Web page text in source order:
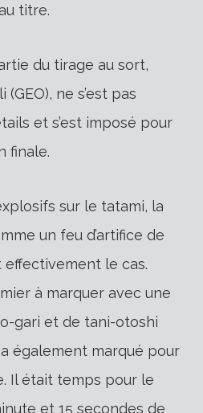
titre.
du tirage au sort,
ne s’est pas
et s’est imposé pour
finale.
sur le tatami, la
un feu d’artifice de
le cas.
à marquer avec une
gari et de tani-otoshi
également marqué pour
Il était temps pour le
et 15 secondes de